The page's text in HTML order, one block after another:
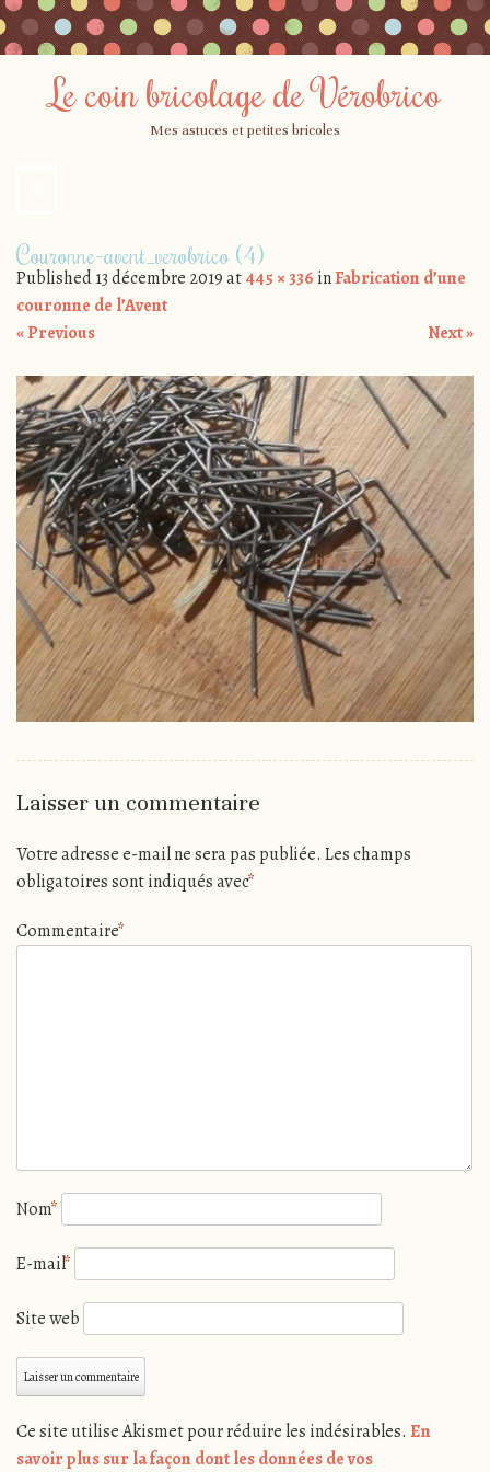
Le coin bricolage de Vérobrico
Mes astuces et petites bricoles
content
Couronne-avent_verobrico (4)
Published13 décembre 2019at445 × 336 inFabrication d’une
couronne de l’Avent
« Previous
Next »
Laisser un commentaire
Votre adresse e-mail ne sera pas publiée. Les champs
obligatoires sont indiqués avec*
Commentaire*
Nom*
E-mail*
Site web
Ce site utilise Akismet pour réduire les indésirables. En
savoir plus sur la façon dont les données de vos